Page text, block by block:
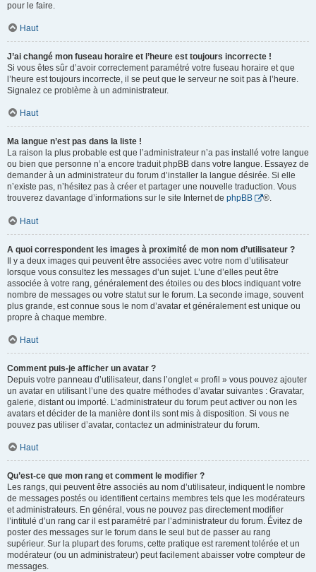
pour le faire.
Haut
J’ai changé mon fuseau horaire et l’heure est toujours incorrecte !
Si vous êtes sûr d’avoir correctement paramétré votre fuseau horaire et que
l’heure est toujours incorrecte, il se peut que le serveur ne soit pas à l’heure.
Signalez ce problème à un administrateur.
Haut
Ma langue n’est pas dans la liste !
La raison la plus probable est que l’administrateur n’a pas installé votre langue
ou bien que personne n’a encore traduit phpBB dans votre langue. Essayez de
demander à un administrateur du forum d’installer la langue désirée. Si elle
n’existe pas, n’hésitez pas à créer et partager une nouvelle traduction. Vous
trouverez davantage d’informations sur le site Internet de phpBB ®.
Haut
A quoi correspondent les images à proximité de mon nom d’utilisateur ?
Il y a deux images qui peuvent être associées avec votre nom d’utilisateur
lorsque vous consultez les messages d’un sujet. L’une d’elles peut être
associée à votre rang, généralement des étoiles ou des blocs indiquant votre
nombre de messages ou votre statut sur le forum. La seconde image, souvent
plus grande, est connue sous le nom d’avatar et généralement est unique ou
propre à chaque membre.
Haut
Comment puis-je afficher un avatar ?
Depuis votre panneau d’utilisateur, dans l’onglet « profil » vous pouvez ajouter
un avatar en utilisant l’une des quatre méthodes d’avatar suivantes : Gravatar,
galerie, distant ou importé. L’administrateur du forum peut activer ou non les
avatars et décider de la manière dont ils sont mis à disposition. Si vous ne
pouvez pas utiliser d’avatar, contactez un administrateur du forum.
Haut
Qu’est-ce que mon rang et comment le modifier ?
Les rangs, qui peuvent être associés au nom d’utilisateur, indiquent le nombre
de messages postés ou identifient certains membres tels que les modérateurs
et administrateurs. En général, vous ne pouvez pas directement modifier
l’intitulé d’un rang car il est paramétré par l’administrateur du forum. Évitez de
poster des messages sur le forum dans le seul but de passer au rang
supérieur. Sur la plupart des forums, cette pratique est rarement tolérée et un
modérateur (ou un administrateur) peut facilement abaisser votre compteur de
messages.